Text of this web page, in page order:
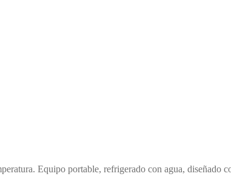
Equipo portable, refrigerado con agua, diseñado